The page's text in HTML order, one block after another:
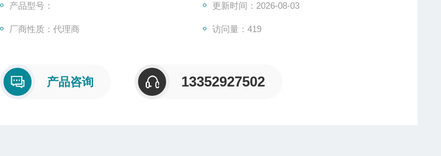
产品型号： 更新时间：2026-08-03
厂商性质：代理商 访问量：419
产品咨询 13352927502